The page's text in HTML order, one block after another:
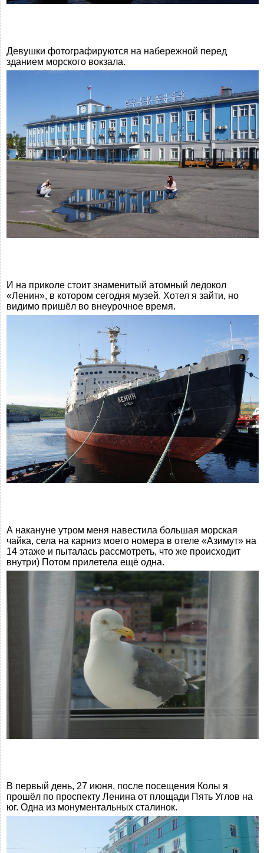
Девушки фотографируются на набережной перед
зданием морского вокзала.
И на приколе стоит знаменитый атомный ледокол
«Ленин», в котором сегодня музей. Хотел я зайти, но
видимо пришёл во внеурочное время.
А накануне утром меня навестила большая морская
чайка, села на карниз моего номера в отеле «Азимут» на
14 этаже и пыталась рассмотреть, что же происходит
внутри) Потом прилетела ещё одна.
В первый день, 27 июня, после посещения Колы я
прошёл по проспекту Ленина от площади Пять Углов на
юг. Одна из монументальных сталинок.